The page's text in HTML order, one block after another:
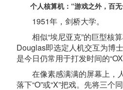
个人核算机：“游戏之外，百
1951年，剑桥大学。
相似“埃尼亚克”的巨型核
Douglas即选定人机交互为博
是今日仍常用于打发时间的“OX
在像素感满满的屏幕上，
落下“O”或“X”把戏。先将三个